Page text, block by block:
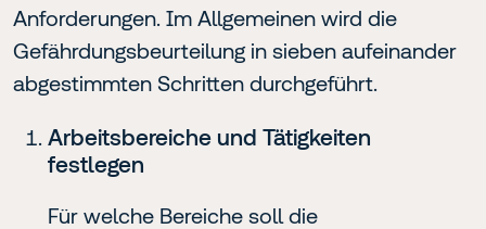
Anforderungen. Im Allgemeinen wird die
Gefährdungsbeurteilung in sieben aufeinander
abgestimmten Schritten durchgeführt.
Arbeitsbereiche und Tätigkeiten
festlegen
Für welche Bereiche soll die